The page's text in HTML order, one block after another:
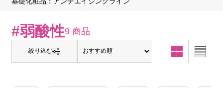
#弱酸性9 商品
絞り込む